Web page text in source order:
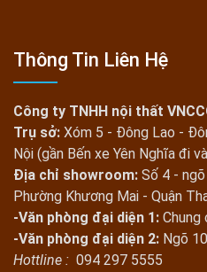
Thông Tin Liên Hệ
Công ty TNHH nội thất
Trụ sở: Xóm 5 - Đông Lao -
Nội (gần Bến xe Yên Nghĩa đi
Địa chỉ showroom: Số 4 -
Phường Khương Mai - Quận
-Văn phòng đại diện 1: Chung
-Văn phòng đại diện 2: Ngõ
Hottline : 094 297 5555